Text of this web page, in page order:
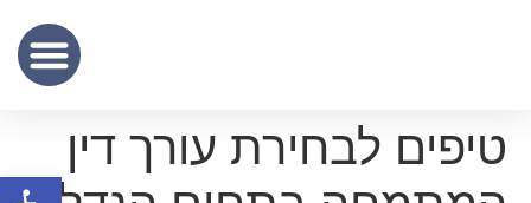
טיפים לבחירת עורך דין
פתח